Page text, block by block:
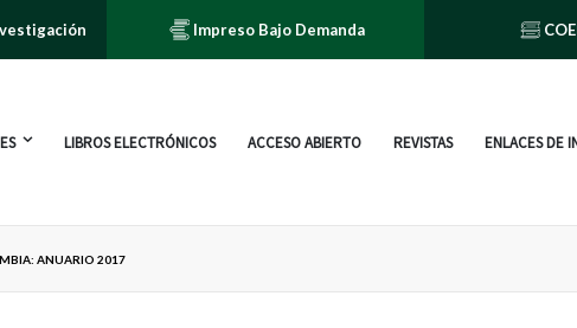
Impreso Bajo Demanda
LIBROS ELECTRÓNICOS ACCESO ABIERTO REVISTAS ENLACES DE
ANUARIO 2017